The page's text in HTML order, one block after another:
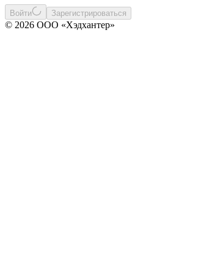
Войти Зарегистрироваться
© 2026 ООО «Хэдхантер»